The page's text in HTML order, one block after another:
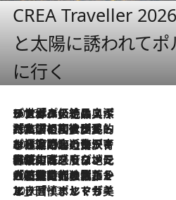
CREA Traveller
と太陽に誘われて
に行く
2026.8.8
リスボンの絶品スイーツ「パステル・デ・ナタ」とは？ポルトガル伝統の奥深い世界へ
2026.7.27
「私の祖国はポルトガル語です」国民的詩人フェルナンド・ペソアと、彼が愛した文学の街を歩く
2026.7.26
ポルトガル近海が育む極上の海の幸。キリリと冷えた白ワインと愉しむ、シーフード専門店の贅沢
2026.7.22
伝統の味をモダンに昇華。高感度な地元客が集う、リスボンの最旬ガストロノミー
2026.7.21
大航海時代の栄華から、震災、独裁、そして革命へ。ポルトガル・首都リスボンの石畳に刻まれた「歴史の光と影」
2026.7.13
エッセイ・ヤマザキマリ「慎ましくも美しき国 ポルトガル」